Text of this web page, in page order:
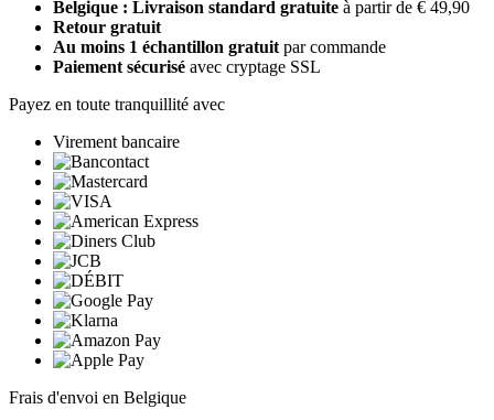
Belgique : Livraison standard gratuite à partir de € 49,90
Retour gratuit
Au moins 1 échantillon gratuit par commande
Paiement sécurisé avec cryptage SSL
Payez en toute tranquillité avec
Virement bancaire
Frais d'envoi en Belgique